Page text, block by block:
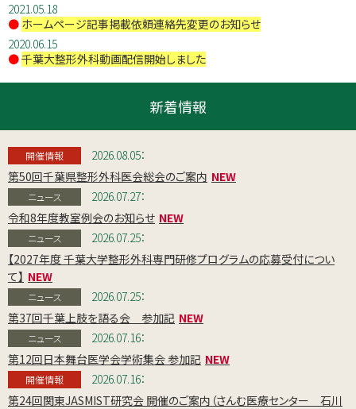
2021.05.18
● ホームページ記事掲載依頼連絡先変更のお知らせ
2020.06.15
●千葉大整形外科動画配信開始しました
新着情報
開催情報
2026.08.05：
第50回千葉県整形外科医会総会のご案内
ニュース
2026.07.27：
令和8年度教室例会のお知らせ
ニュース
2026.07.25：
【2027年度 千葉大学整形外科専門研修プログラムの応募受付につい
て】
ニュース
2026.07.25：
第37回千葉上肢を語る会 参加記
ニュース
2026.07.16：
第12回日本舞台医学会学術集会 参加記
開催情報
2026.07.16：
第24回関東JASMIST研究会 開催のご案内（さんむ医療センター 石川